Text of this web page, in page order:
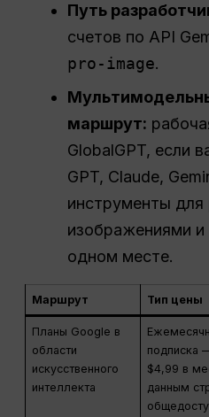
Путь
счетов по API
pro-image.
маршрут:
GlobalGPT, если
GPT, Claude,
инструменты для
изображениями
одном месте.
Маршрут Тип цены
Планы Google в
области
искусственного
интеллекта
подписка
$4,99 в
данным